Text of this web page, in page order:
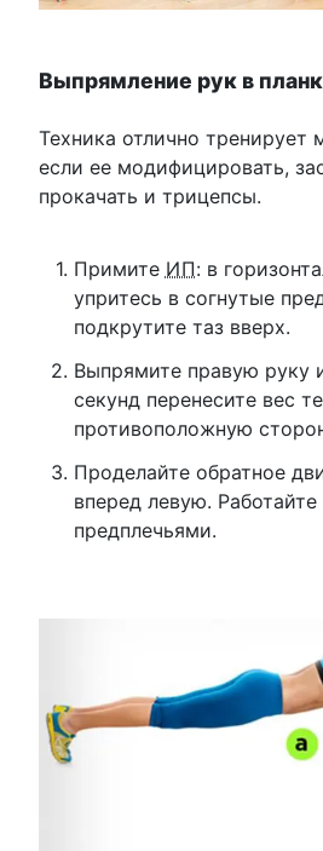
Выпрямление рук в
Техника отлично
если ее модифицировать,
прокачать и трицепсы.
Примите ИП: в
упритесь в согнутые
подкрутите таз вверх.
Выпрямите правую руку
секунд перенесите вес
противоположную
Проделайте обратное
вперед левую.
предплечьями.